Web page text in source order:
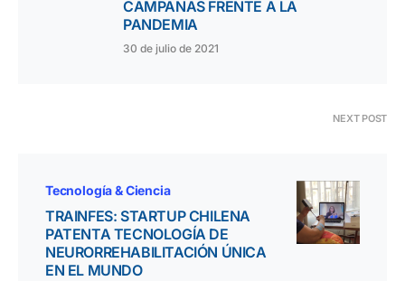
CAMPANAS FRENTE A LA
PANDEMIA
30 de julio de 2021
NEXT POST
Tecnología & Ciencia
TRAINFES: STARTUP CHILENA
PATENTA TECNOLOGÍA DE
NEURORREHABILITACIÓN ÚNICA
EN EL MUNDO